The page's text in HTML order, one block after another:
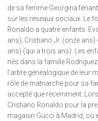
de sa femme Georgina
sur les réseaux sociaux. Le
Ronaldo a quatre enfants:
ans), Cristiano Jr. (onze ans)
ans) (qui a trois ans). Les
nés dans la famille
l’arbre généalogique de leur
rôle de matriarche pour sa
accepté que récemment.
Cristiano Ronaldo pour la
magasin Gucci à Madrid, où